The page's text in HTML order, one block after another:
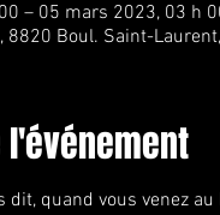
– 05 mars 2023, 03 h
8820 Boul. Saint-
l'événement
quand vous venez au